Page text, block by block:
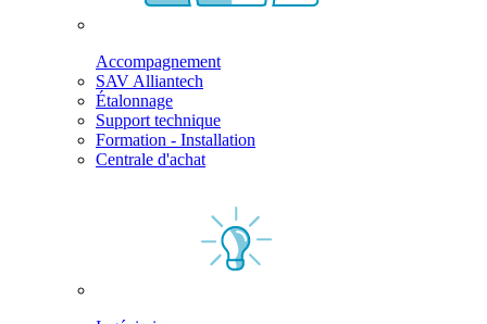
Accompagnement
SAV Alliantech
Étalonnage
Support technique
Formation - Installation
Centrale d'achat